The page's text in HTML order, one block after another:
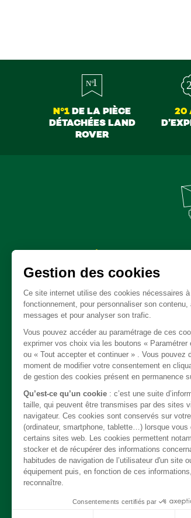
N°1DE LA PIÈCE
DÉTACHÉES LAND
ROVER
20
Embrayage - Boite de vitesse /
Câble
Carrosserie / Chassis
Direction
Echappement
Electricité
Freinage
Intérieur
Moteur
Refroidissement / chauffage /
Suspension
Système de carburant